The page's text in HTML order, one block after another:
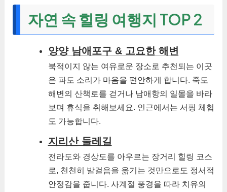
자연 속 힐링 여행지 TOP 2
양양 남애포구 & 고요한 해변
북적이지 않는 여유로운 장소로 추천되는 이곳
은 파도 소리가 마음을 편안하게 합니다. 죽도
해변의 산책로를 걷거나 남애항의 일몰을 바라
보며 휴식을 취해보세요. 인근에서는 서핑 체험
도 가능합니다.
지리산 둘레길
전라도와 경상도를 아우르는 장거리 힐링 코스
로, 천천히 발걸음을 옮기는 것만으로도 정서적
안정감을 줍니다. 사계절 풍경을 따라 치유의